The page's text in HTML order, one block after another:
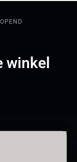
winkel